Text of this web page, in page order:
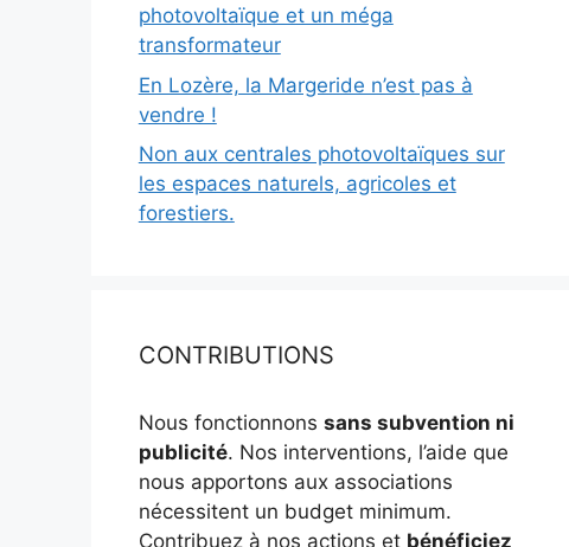
photovoltaïque et un méga
transformateur
En Lozère, la Margeride n’est pas à
vendre !
Non aux centrales photovoltaïques sur
les espaces naturels, agricoles et
forestiers.
CONTRIBUTIONS
Nous fonctionnons sans subvention ni
publicité. Nos interventions, l’aide que
nous apportons aux associations
nécessitent un budget minimum.
Contribuez à nos actions et bénéficiez